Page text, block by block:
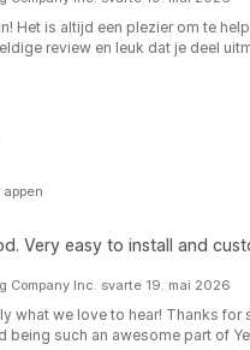
Het is altijd een plezier om te
review en leuk dat je deel
Very easy to install and
Company Inc. svarte 19. mai 2026
what we love to hear! Thanks for
being such an awesome part of